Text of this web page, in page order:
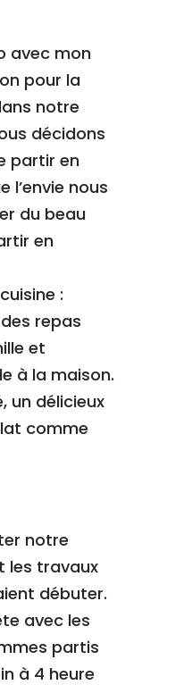
avec mon
pour la
notre
décidons
partir en
l’envie nous
du beau
en
:
repas
et
à la maison.
un délicieux
comme
notre
les travaux
débuter.
avec les
partis
à 4 heure